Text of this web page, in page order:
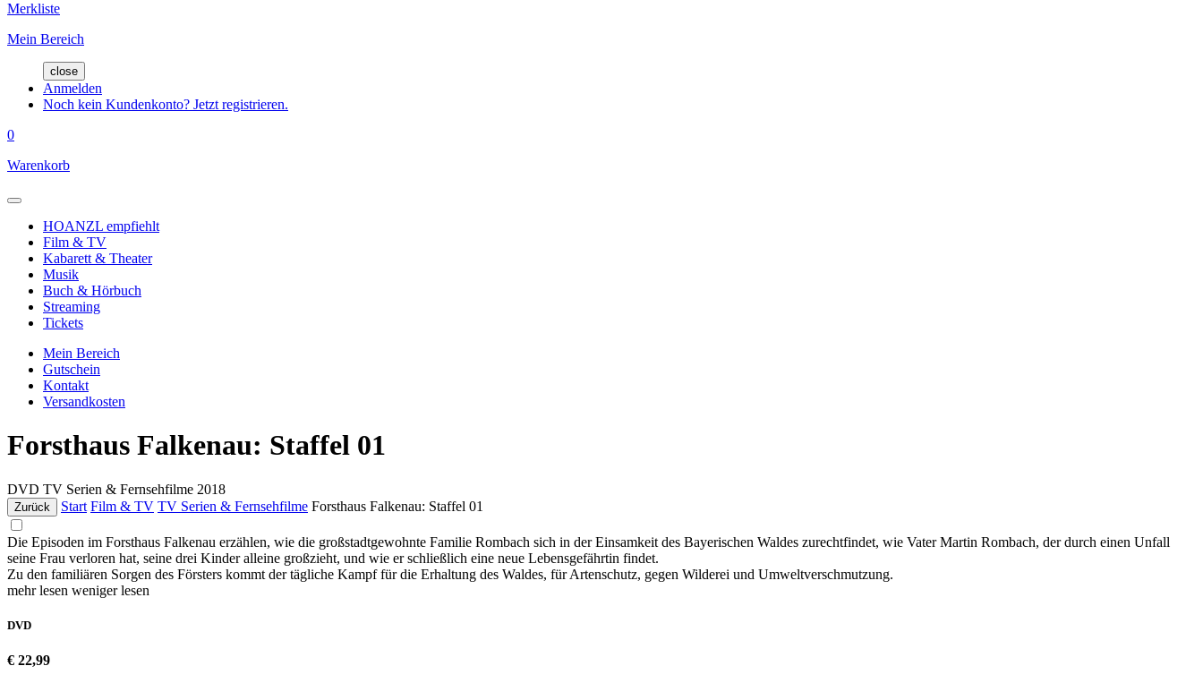
Merkliste
Mein Bereich
close
Anmelden
Noch kein Kundenkonto? Jetzt registrieren.
0
Warenkorb
HOANZL empfiehlt
Film & TV
Kabarett & Theater
Musik
Buch & Hörbuch
Streaming
Tickets
Mein Bereich
Gutschein
Kontakt
Versandkosten
Forsthaus Falkenau: Staffel 01
DVD TV Serien & Fernsehfilme 2018
Zurück Start Film & TV TV Serien & Fernsehfilme Forsthaus Falkenau: Staffel 01
Die Episoden im Forsthaus Falkenau erzählen, wie die großstadtgewohnte Familie Rombach sich in der Einsamkeit des Bayerischen Waldes zurechtfindet, wie Vater Martin Rombach, der durch einen Unfall
seine Frau verloren hat, seine drei Kinder alleine großzieht, und wie er schließlich eine neue Lebensgefährtin findet.
Zu den familiären Sorgen des Försters kommt der tägliche Kampf für die Erhaltung des Waldes, für Artenschutz, gegen Wilderei und Umweltverschmutzung.
mehr lesen weniger lesen
DVD
€ 22,99